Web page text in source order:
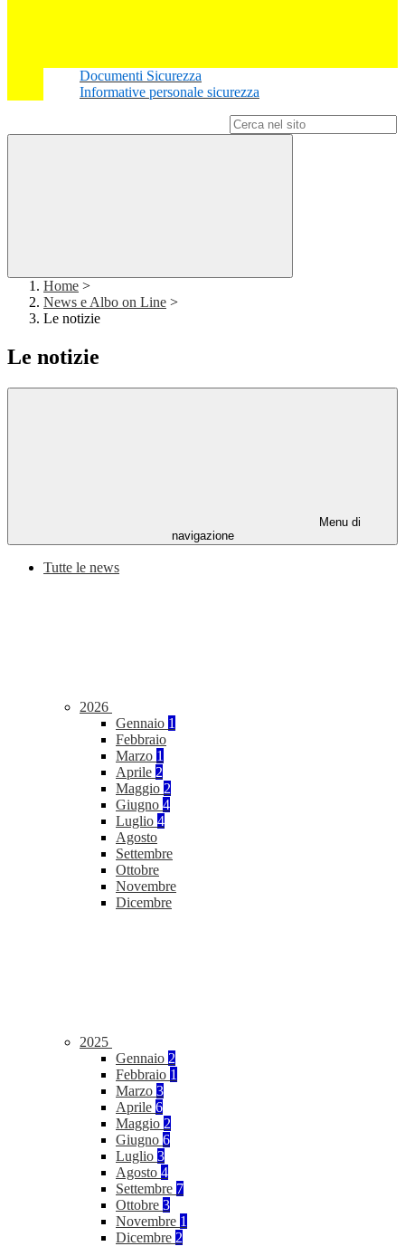
Documenti Sicurezza
Informative personale sicurezza
Home >
News e Albo on Line >
Le notizie
Le notizie
Menu di
navigazione
Tutte le news
2026
Gennaio 1
Febbraio
Marzo 1
Aprile 2
Maggio 2
Giugno 4
Luglio 4
Agosto
Settembre
Ottobre
Novembre
Dicembre
2025
Gennaio 2
Febbraio 1
Marzo 3
Aprile 6
Maggio 2
Giugno 6
Luglio 3
Agosto 4
Settembre 7
Ottobre 3
Novembre 1
Dicembre 2